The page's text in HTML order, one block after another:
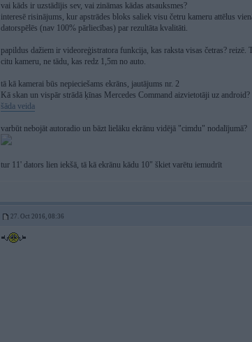
vai kāds ir uzstādījis sev, vai zināmas kādas atsauksmes?
interesē risinājums, kur apstrādes bloks saliek visu četru kameru attēlus
datorspēlēs (nav 100% pārliecības) par rezultāta kvalitāti.
papildus dažiem ir videoreģistratora funkcija, kas raksta visas četras?
citu kameru, ne tādu, kas redz 1,5m no auto.
tā kā kamerai būs nepieciešams ekrāns, jautājums nr. 2
Kā skan un vispār strādā ķīnas Mercedes Command aizvietotāji uz android?
šāda veida
varbūt nebojāt autoradio un bāzt lielāku ekrānu vidējā "cimdu" nodalījumā?
tur 11' dators lien iekšā, tā kā ekrānu kādu 10" škiet varētu iemudrīt
27. Oct 2016, 08:36